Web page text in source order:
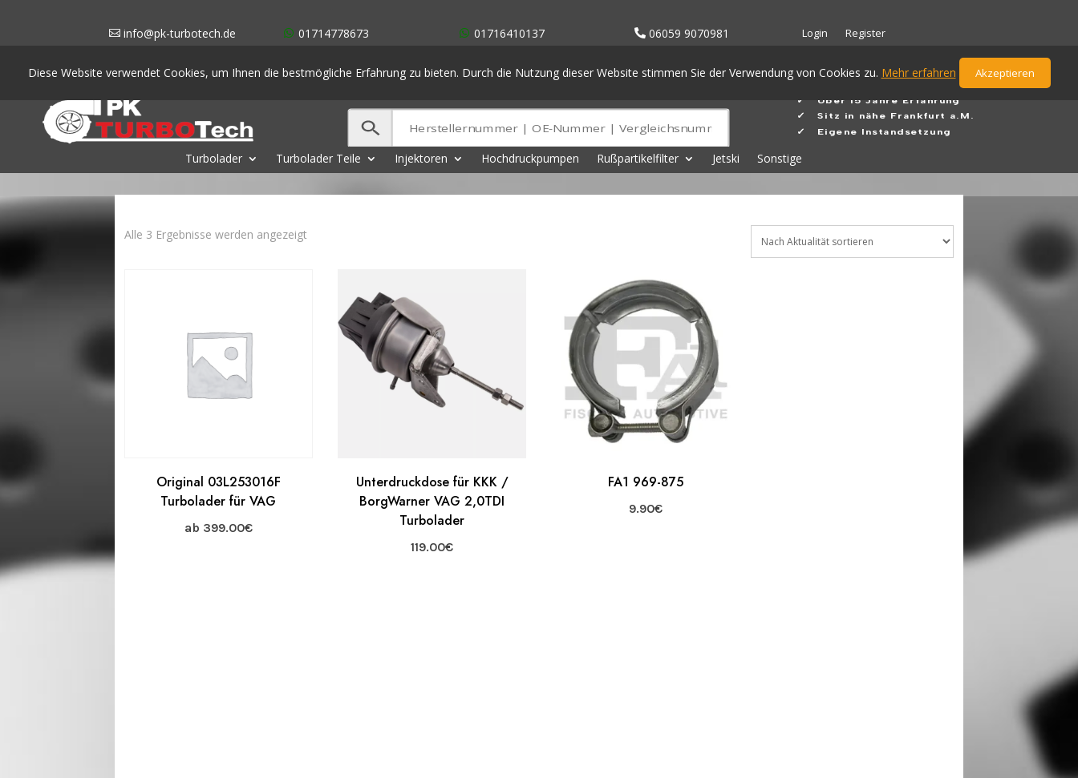
info@pk-turbotech.de
Diese Website verwendet Cookies, um Ihnen die bestmögliche Erfahrung zu bieten. Durch die Nutzung dieser Website stimmen Sie der Verwendung von Cookies zu. Mehr erfahren Akzeptieren
01714778673 01716410137 06059 9070981 Login Register
✓ Über 15 Jahre Erfahrung
✓Sitz in nähe Frankfurt a.M.
✓ Eigene Instandsetzung
Turbolader Turbolader Teile Injektoren Hochdruckpumpen Rußpartikelfilter Jetski Sonstige
Alle 3 Ergebnisse werden angezeigtNach
Original 03L253016F
Turbolader für VAG
ab 399.00€
Unterdruckdose für KKK /
BorgWarner VAG 2,0TDI
Turbolader
119.00€
FA1 969-875
9.90€